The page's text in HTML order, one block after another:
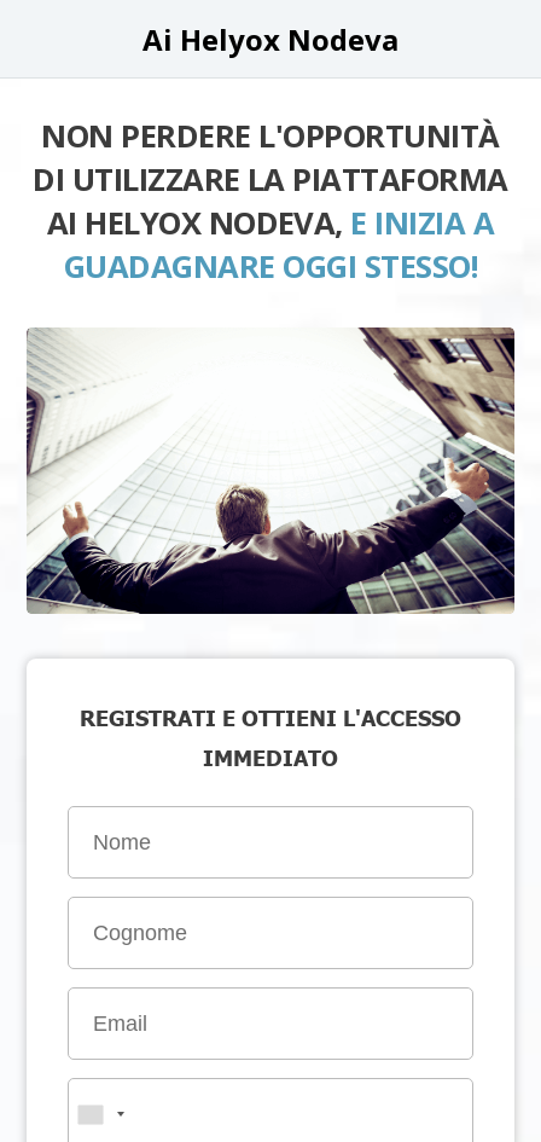
Ai Helyox Nodeva
NON PERDERE L'OPPORTUNITÀ
DI UTILIZZARE LA PIATTAFORMA
AI HELYOX NODEVA, E INIZIA A
GUADAGNARE OGGI STESSO!
REGISTRATI E OTTIENI L'ACCESSO
IMMEDIATO